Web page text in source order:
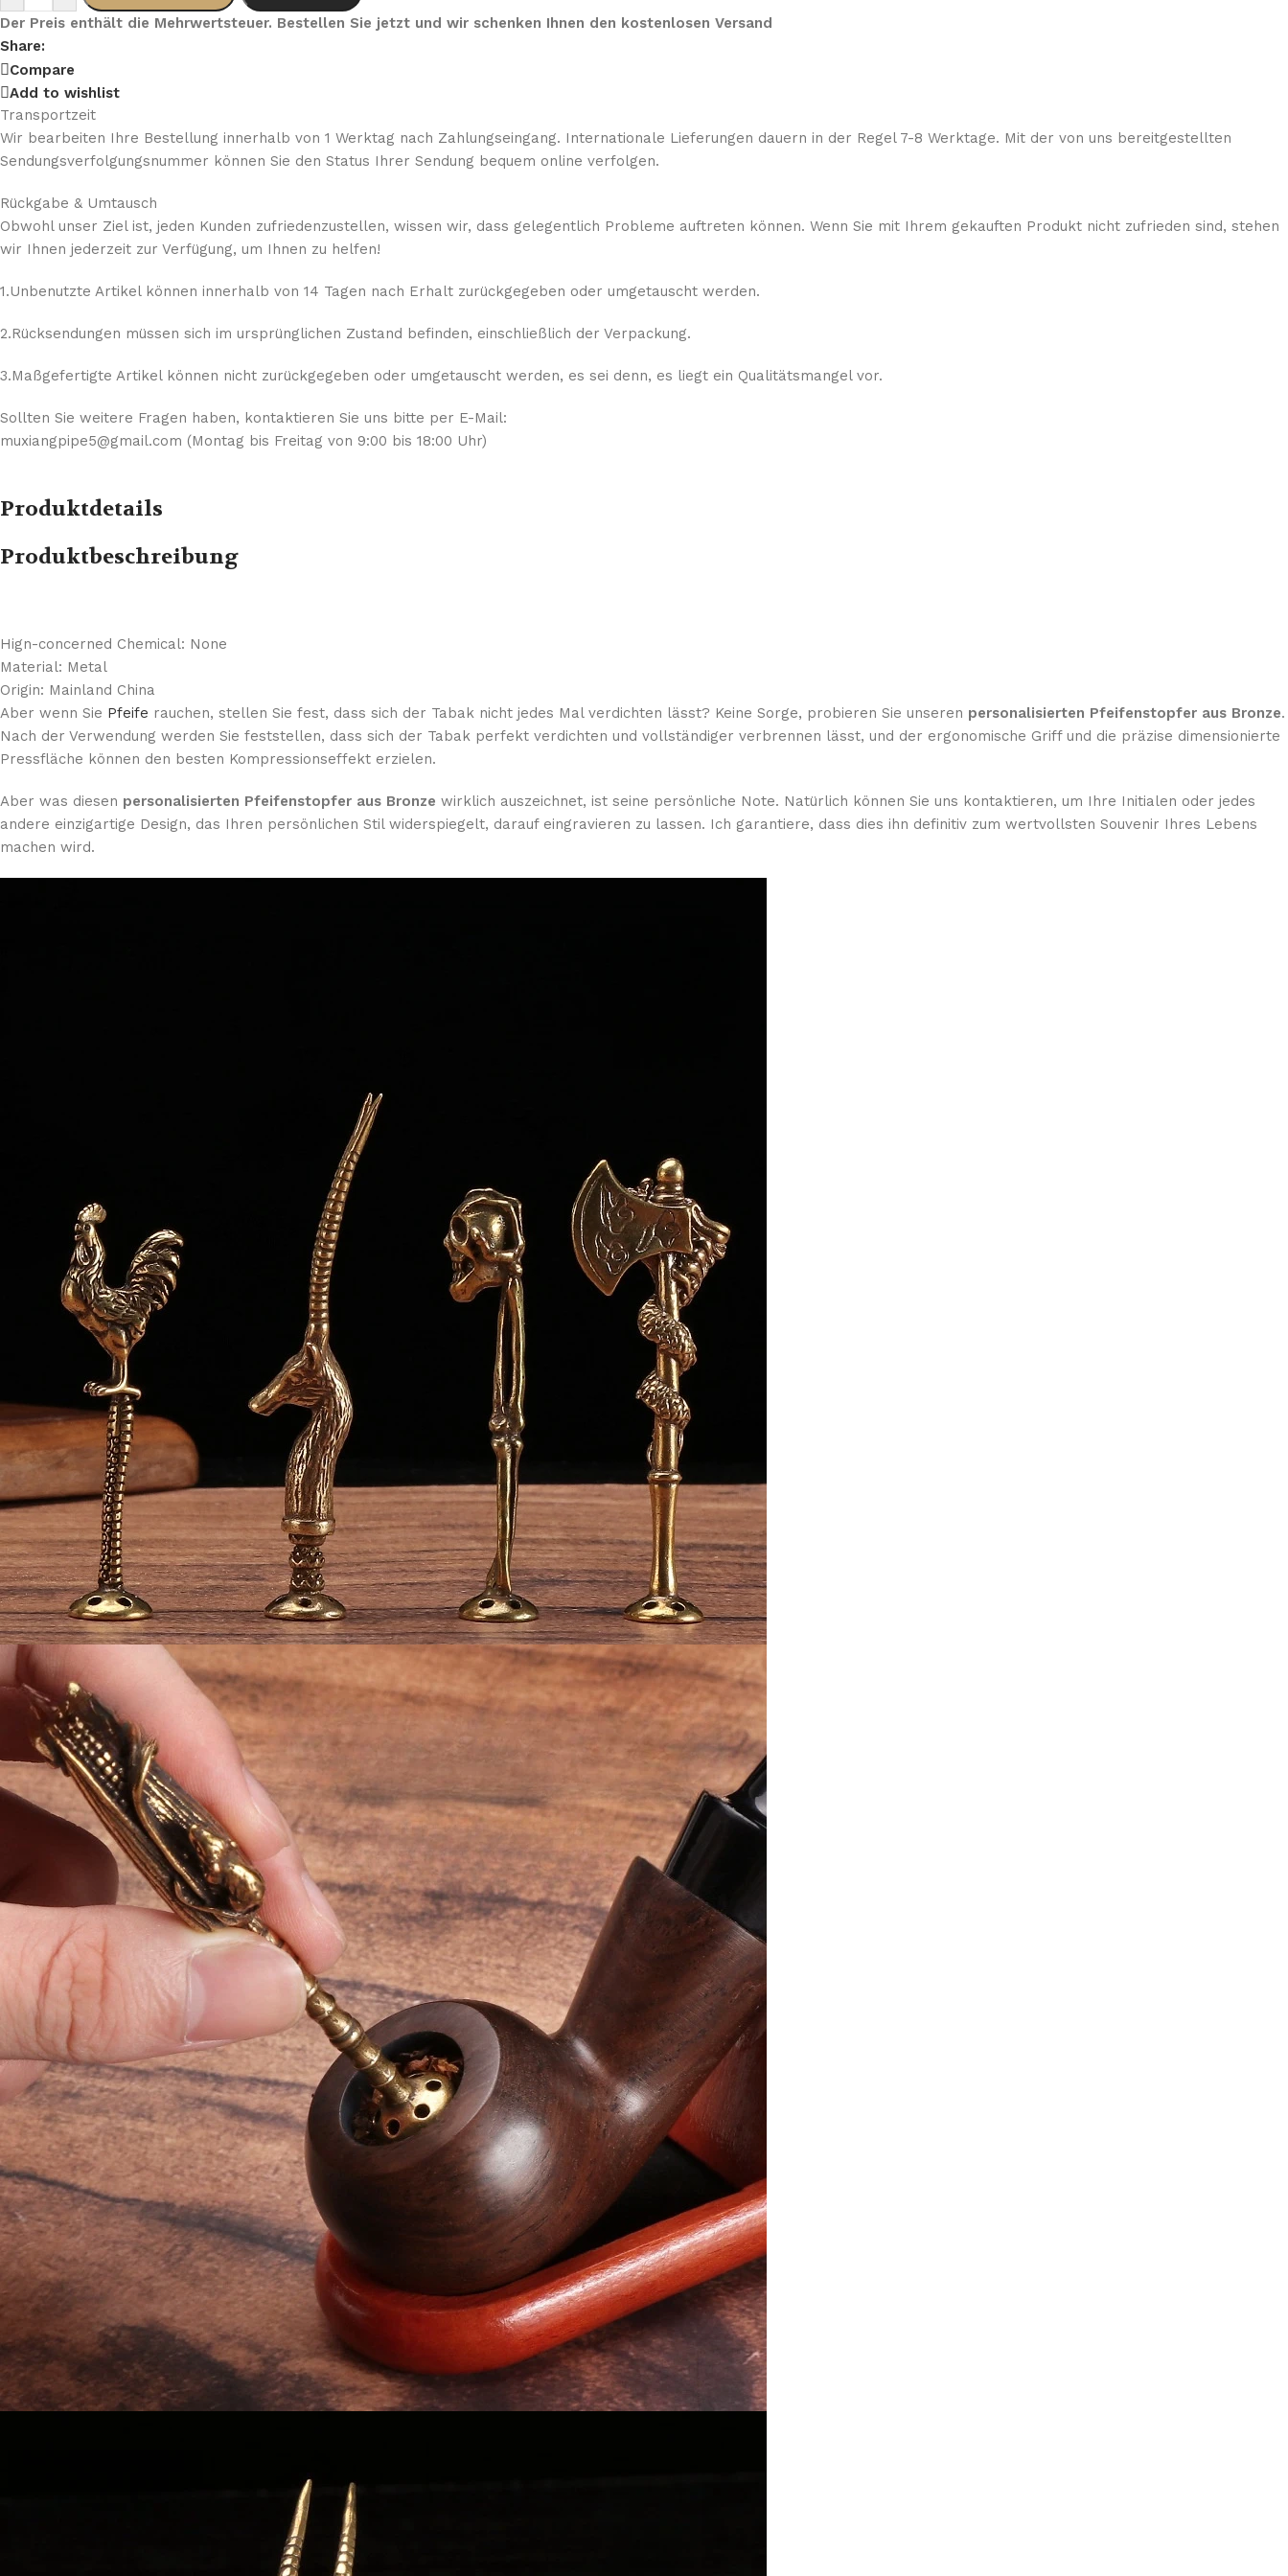
Der Preis enthält die Mehrwertsteuer. Bestellen Sie jetzt und wir schenken Ihnen den kostenlosen Versand
Share:
Compare
Add to wishlist
Transportzeit
Wir bearbeiten Ihre Bestellung innerhalb von 1 Werktag nach Zahlungseingang. Internationale Lieferungen dauern in der Regel 7-8 Werktage. Mit der von uns bereitgestellten
Sendungsverfolgungsnummer können Sie den Status Ihrer Sendung bequem online verfolgen.
Rückgabe & Umtausch
Obwohl unser Ziel ist, jeden Kunden zufriedenzustellen, wissen wir, dass gelegentlich Probleme auftreten können. Wenn Sie mit Ihrem gekauften Produkt nicht zufrieden sind, stehen
wir Ihnen jederzeit zur Verfügung, um Ihnen zu helfen!
1.Unbenutzte Artikel können innerhalb von 14 Tagen nach Erhalt zurückgegeben oder umgetauscht werden.
2.Rücksendungen müssen sich im ursprünglichen Zustand befinden, einschließlich der Verpackung.
3.Maßgefertigte Artikel können nicht zurückgegeben oder umgetauscht werden, es sei denn, es liegt ein Qualitätsmangel vor.
Sollten Sie weitere Fragen haben, kontaktieren Sie uns bitte per E-Mail:
muxiangpipe5@gmail.com (Montag bis Freitag von 9:00 bis 18:00 Uhr)
Produktdetails
Produktbeschreibung
Hign-concerned Chemical: None
Material: Metal
Origin: Mainland China
Aber wenn Sie Pfeife rauchen, stellen Sie fest, dass sich der Tabak nicht jedes Mal verdichten lässt? Keine Sorge, probieren Sie unseren personalisierten Pfeifenstopfer aus Bronze.
Nach der Verwendung werden Sie feststellen, dass sich der Tabak perfekt verdichten und vollständiger verbrennen lässt, und der ergonomische Griff und die präzise dimensionierte
Pressfläche können den besten Kompressionseffekt erzielen.
Aber was diesen personalisierten Pfeifenstopfer aus Bronze wirklich auszeichnet, ist seine persönliche Note. Natürlich können Sie uns kontaktieren, um Ihre Initialen oder jedes
andere einzigartige Design, das Ihren persönlichen Stil widerspiegelt, darauf eingravieren zu lassen. Ich garantiere, dass dies ihn definitiv zum wertvollsten Souvenir Ihres Lebens
machen wird.